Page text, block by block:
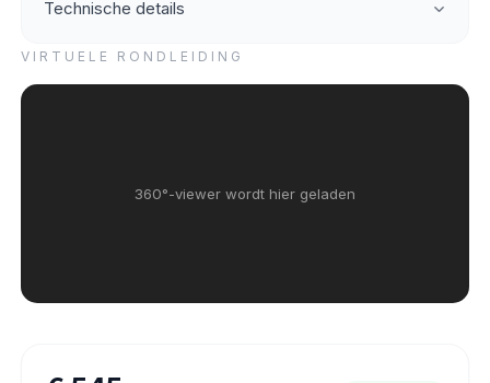
Technische details
VIRTUELE RONDLEIDING
360°-viewer wordt hier geladen